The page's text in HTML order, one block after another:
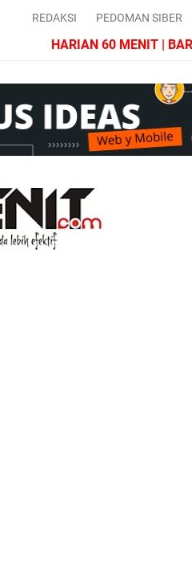
REDAKSI PEDOMAN SIBER
HARIAN 60 MENIT |